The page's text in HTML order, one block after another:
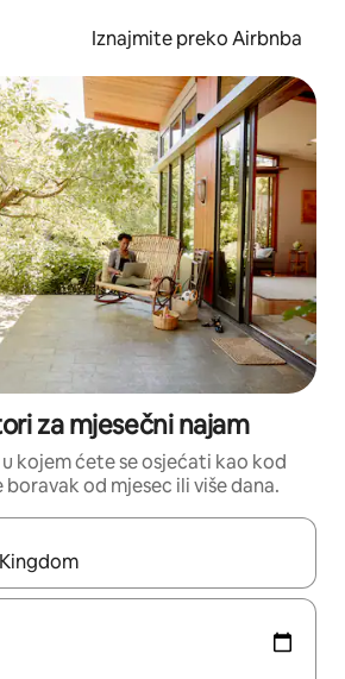
Iznajmite preko Airbnba
za mjesečni najam
kojem ćete se osjećati kao kod
od mjesec ili više dana.
rezultati, moći ćete ih pregledati